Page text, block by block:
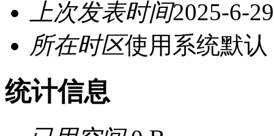
上次发表时间2025-6-
所在时区使用系统默认
统计信息